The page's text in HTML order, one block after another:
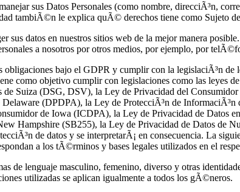
sus Datos Personales (como nombre, direcciÃ³n,
tambiÃ©n le explica quÃ© derechos tiene como Sujeto
datos en nuestros sitios web de la mejor manera
a nosotros por otros medios, por ejemplo, por
bajo el GDPR y cumplir con la legislaciÃ³n
como objetivo cumplir con legislaciones como las leyes
de Suiza (DSG, DSV), la Ley de Privacidad del
(DPDPA), la Ley de ProtecciÃ³n de
de Iowa (ICDPA), la Ley de Privacidad de Datos
Hampshire (SB255), la Ley de Privacidad de Datos de
de datos y se interpretarÃ¡ en consecuencia. La
a los tÃ©rminos y bases legales utilizados en el
de lenguaje masculino, femenino, diverso y otras
utilizadas se aplican igualmente a todos los gÃ©neros.